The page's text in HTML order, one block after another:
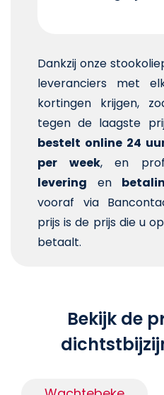
Dankzij onze
leveranciers met
kortingen krijgen,
tegen de laagste
bestelt online 24
per week, en
levering en
vooraf via
prijs is de prijs die u
betaalt.
Bekijk de